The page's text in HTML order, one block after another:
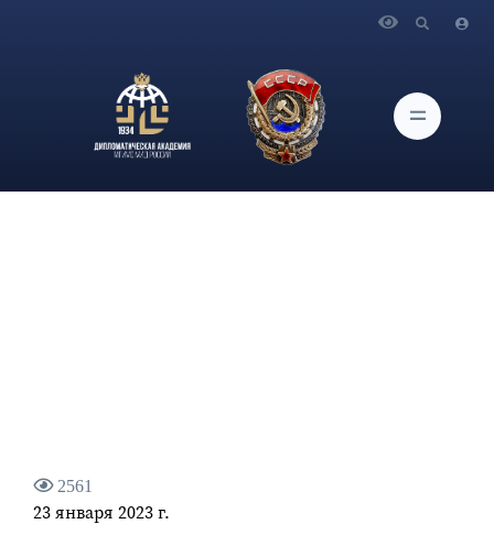
Дипломатической академии МИД России, д-ра экон. наук
А.А. Конопляника «Великий перелом в мировой
энергетике», опубликованная в журнале "Эксперт"
2561
23 января 2023 г.